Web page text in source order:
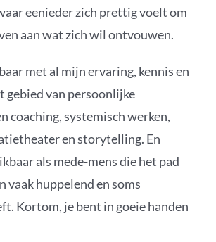
waar eenieder zich prettig voelt om
aan wat zich wil ontvouwen.
met al mijn ervaring, kennis en
gebied van persoonlijke
coaching, systemisch werken,
en storytelling. En
als mede-mens die het pad
vaak huppelend en soms
Kortom, je bent in goeie handen